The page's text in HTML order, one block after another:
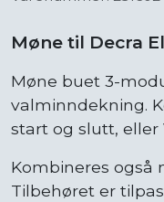
Møne til Decra
Møne buet 3-
valminndekning.
start og slutt, eller
Kombineres også
Tilbehøret er